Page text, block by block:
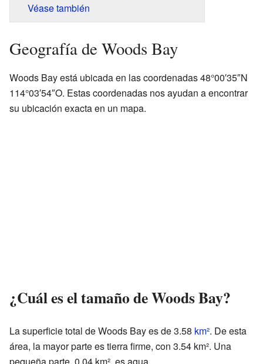
Véase también
Geografía de Woods Bay
Woods Bay está ubicada en las coordenadas 48°00′35″N
114°03′54″O. Estas coordenadas nos ayudan a encontrar
su ubicación exacta en un mapa.
¿Cuál es el tamaño de Woods Bay?
La superficie total de Woods Bay es de 3.58 km². De esta
área, la mayor parte es tierra firme, con 3.54 km². Una
pequeña parte, 0.04 km², es agua.